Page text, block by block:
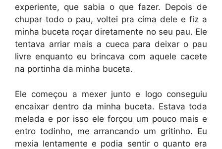
experiente, que sabia o que fazer. Depois de
chupar todo o pau, voltei pra cima dele e fiz a
minha buceta roçar diretamente no seu pau. Ele
tentava arriar mais a cueca para deixar o pau
livre enquanto eu brincava com aquele cacete
na portinha da minha buceta.
Ele começou a mexer junto e logo conseguiu
encaixar dentro da minha buceta. Estava toda
melada e por isso ele forçou um pouco mais e
entro todinho, me arrancando um gritinho. Eu
mexia lentamente e podia sentir o quanto era